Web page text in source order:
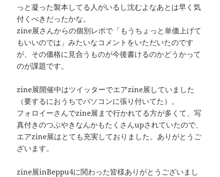
っと凝った製本してる人がいるし沈むよなあとは早く気
付くべきだったかな。
zine展さんからの個別レポで「もうちょっと単価上げて
もいいのでは」みたいなコメントをいただいたのです
が、その価格に見合うものが今後書けるのかどうかって
のが課題です。
zine展開催中はツイッターでエアzine展していました
（要するにおうちでパソコンに張り付いてた）。
フォロイーさんでzine展まで行かれてる方が多くて、写
真付きのつぶやきなんかもたくさんupされていたので、
エアzine展はとても充実しておりました。ありがとうご
ざいます。
zine展inBeppu4に関わった皆様ありがとうございまし